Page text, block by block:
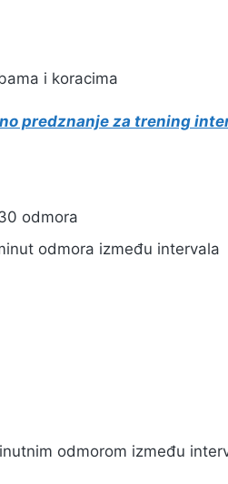
i koracima
predznanje za trening
odmora
odmora između intervala
odmorom između